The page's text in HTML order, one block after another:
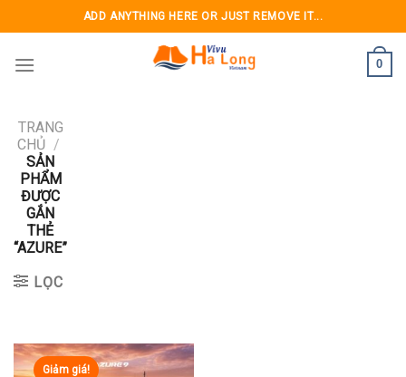
to
content
ADD ANYTHING HERE OR JUST REMOVE IT...
0
TRANG
CHỦ /
SẢN
PHẨM
ĐƯỢC
GẮN
THẺ
“AZURE”
LỌC
Giảm giá!